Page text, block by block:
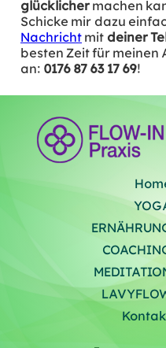
glücklicher machen
Schicke mir dazu
Nachricht mit deiner
besten Zeit für meinen
an: 0176 87 63 17 69!